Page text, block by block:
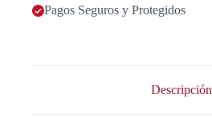
Pagos Seguros y Protegidos
Descripción